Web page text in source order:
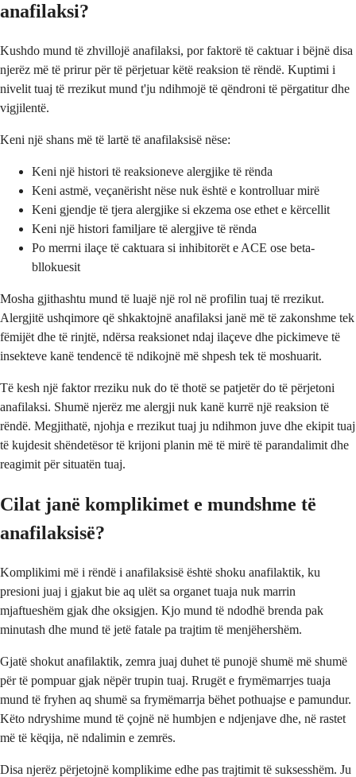
anafilaksi?
Kushdo mund të zhvillojë anafilaksi, por faktorë të caktuar i bëjnë disa
njerëz më të prirur për të përjetuar këtë reaksion të rëndë. Kuptimi i
nivelit tuaj të rrezikut mund t'ju ndihmojë të qëndroni të përgatitur dhe
vigjilentë.
Keni një shans më të lartë të anafilaksisë nëse:
Keni një histori të reaksioneve alergjike të rënda
Keni astmë, veçanërisht nëse nuk është e kontrolluar mirë
Keni gjendje të tjera alergjike si ekzema ose ethet e kërcellit
Keni një histori familjare të alergjive të rënda
Po merrni ilaçe të caktuara si inhibitorët e ACE ose beta-
bllokuesit
Mosha gjithashtu mund të luajë një rol në profilin tuaj të rrezikut.
Alergjitë ushqimore që shkaktojnë anafilaksi janë më të zakonshme tek
fëmijët dhe të rinjtë, ndërsa reaksionet ndaj ilaçeve dhe pickimeve të
insekteve kanë tendencë të ndikojnë më shpesh tek të moshuarit.
Të kesh një faktor rreziku nuk do të thotë se patjetër do të përjetoni
anafilaksi. Shumë njerëz me alergji nuk kanë kurrë një reaksion të
rëndë. Megjithatë, njohja e rrezikut tuaj ju ndihmon juve dhe ekipit tuaj
të kujdesit shëndetësor të krijoni planin më të mirë të parandalimit dhe
reagimit për situatën tuaj.
Cilat janë komplikimet e mundshme të
anafilaksisë?
Komplikimi më i rëndë i anafilaksisë është shoku anafilaktik, ku
presioni juaj i gjakut bie aq ulët sa organet tuaja nuk marrin
mjaftueshëm gjak dhe oksigjen. Kjo mund të ndodhë brenda pak
minutash dhe mund të jetë fatale pa trajtim të menjëhershëm.
Gjatë shokut anafilaktik, zemra juaj duhet të punojë shumë më shumë
për të pompuar gjak nëpër trupin tuaj. Rrugët e frymëmarrjes tuaja
mund të fryhen aq shumë sa frymëmarrja bëhet pothuajse e pamundur.
Këto ndryshime mund të çojnë në humbjen e ndjenjave dhe, në rastet
më të këqija, në ndalimin e zemrës.
Disa njerëz përjetojnë komplikime edhe pas trajtimit të suksesshëm. Ju